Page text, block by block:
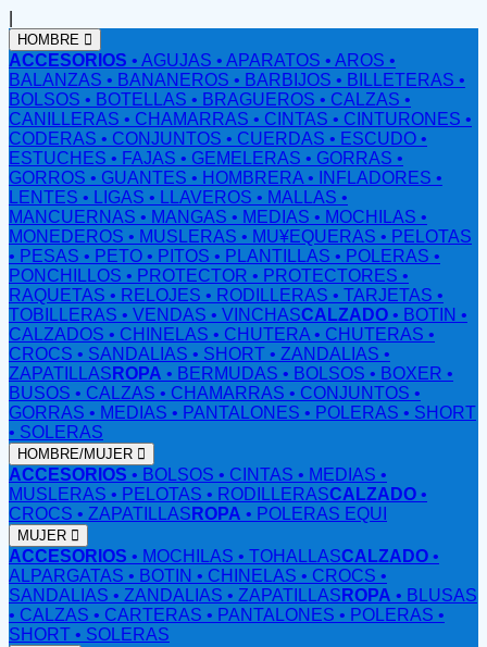
HOMBRE
ACCESORIOS • AGUJAS • APARATOS • AROS •
BALANZAS • BANANEROS • BARBIJOS • BILLETERAS •
BOLSOS • BOTELLAS • BRAGUEROS • CALZAS •
CANILLERAS • CHAMARRAS • CINTAS • CINTURONES •
CODERAS • CONJUNTOS • CUERDAS • ESCUDO •
ESTUCHES • FAJAS • GEMELERAS • GORRAS •
GORROS • GUANTES • HOMBRERA • INFLADORES •
LENTES • LIGAS • LLAVEROS • MALLAS •
MANCUERNAS • MANGAS • MEDIAS • MOCHILAS •
MONEDEROS • MUSLERAS • MU¥EQUERAS • PELOTAS
• PESAS • PETO • PITOS • PLANTILLAS • POLERAS •
PONCHILLOS • PROTECTOR • PROTECTORES •
RAQUETAS • RELOJES • RODILLERAS • TARJETAS •
TOBILLERAS • VENDAS • VINCHASCALZADO • BOTIN •
CALZADOS • CHINELAS • CHUTERA • CHUTERAS •
CROCS • SANDALIAS • SHORT • ZANDALIAS •
ZAPATILLAS ROPA • BERMUDAS • BOLSOS • BOXER •
BUSOS • CALZAS • CHAMARRAS • CONJUNTOS •
GORRAS • MEDIAS • PANTALONES • POLERAS • SHORT
• SOLERAS
HOMBRE/MUJER
ACCESORIOS • BOLSOS • CINTAS • MEDIAS •
MUSLERAS • PELOTAS • RODILLERASCALZADO •
CROCS • ZAPATILLAS ROPA • POLERAS EQUI
MUJER
ACCESORIOS • MOCHILAS • TOHALLASCALZADO •
ALPARGATAS • BOTIN • CHINELAS • CROCS •
SANDALIAS • ZANDALIAS • ZAPATILLAS ROPA • BLUSAS
• CALZAS • CARTERAS • PANTALONES • POLERAS •
SHORT • SOLERAS